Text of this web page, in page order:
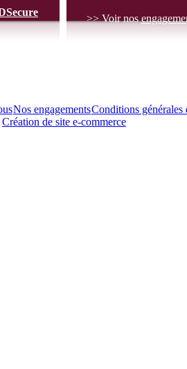
Secure
>> Voir nos
Nos engagementsConditions générales
Création de site e-commerce